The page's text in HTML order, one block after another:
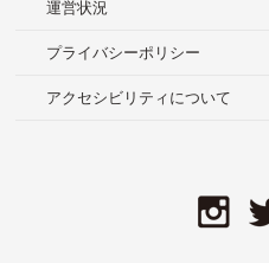
運営状況
プライバシーポリシー
アクセシビリティについて